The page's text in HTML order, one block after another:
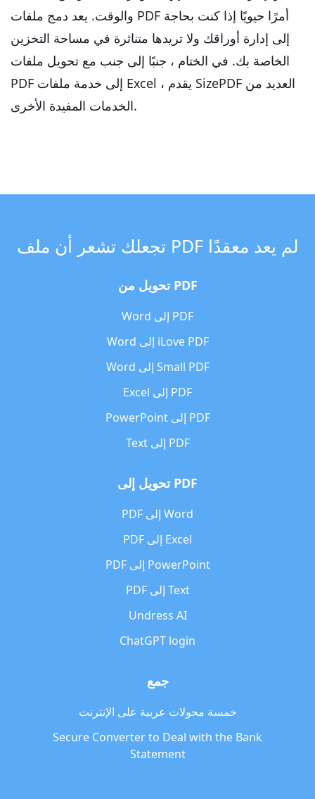
والوقت. يعد دمج ملفات PDF أمرًا حيويًا إذا كنت بحاجة
إلى إدارة أوراقك ولا تريدها متناثرة في مساحة التخزين
الخاصة بك. في الختام ، جنبًا إلى جنب مع تحويل ملفات
PDF إلى خدمة ملفات Excel ، يقدم SizePDF العديد من
الخدمات المفيدة الأخرى.
تجعلك تشعر أن ملف PDF لم يعد معقدًا
تحويل من PDF
Word إلى PDF
Word إلى iLove PDF
Word إلى Small PDF
Excel إلى PDF
PowerPoint إلى PDF
Text إلى PDF
تحويل إلى PDF
PDF إلى Word
PDF إلى Excel
PDF إلى PowerPoint
PDF إلى Text
Undress AI
ChatGPT login
جمع
خمسة محولات عربية على الإنترنت
Secure Converter to Deal with the Bank
Statement